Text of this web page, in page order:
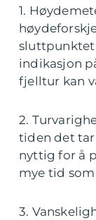
1.
sluttpunktet
indikasjon
fjelltur kan
2.
tiden det
nyttig for å
mye tid
3.